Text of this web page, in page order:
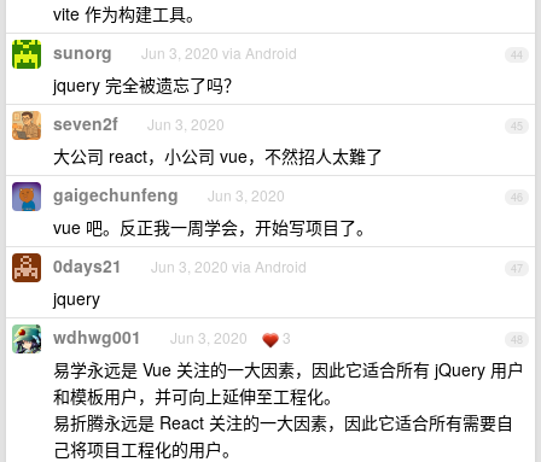
vite 作为构建工具。
44
sunorg Jun 3, 2020 via Android
jquery 完全被遗忘了吗？
45
seven2f Jun 3, 2020
大公司 react，小公司 vue，不然招人太難了
46
gaigechunfeng Jun 3, 2020
vue 吧。反正我一周学会，开始写项目了。
47
0days21 Jun 3, 2020 via Android
jquery
48
wdhwg001 Jun 3, 2020 3
易学永远是 Vue 关注的一大因素，因此它适合所有 jQuery 用户
和模板用户，并可向上延伸至工程化。
易折腾永远是 React 关注的一大因素，因此它适合所有需要自
己将项目工程化的用户。